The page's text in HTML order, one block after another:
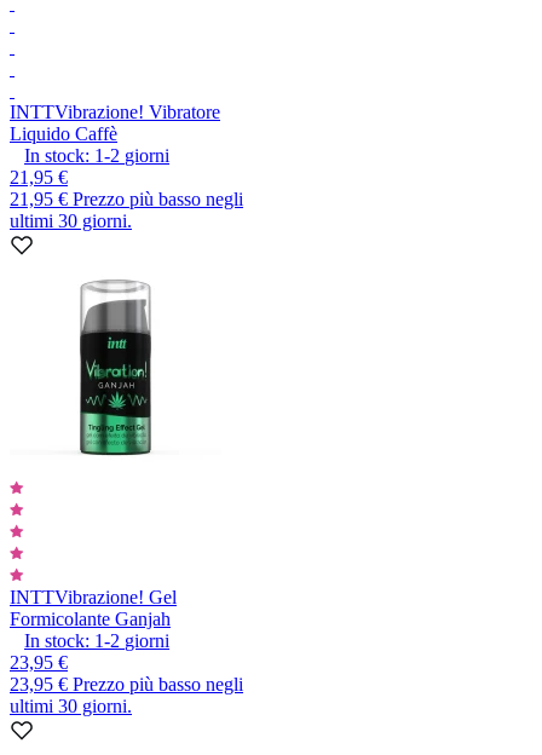
INTTVibrazione! Vibratore
Liquido Caffè
In stock: 1-2 giorni
21,95 €
21,95 € Prezzo più basso negli
ultimi 30 giorni.
INTTVibrazione! Gel
Formicolante Ganjah
In stock: 1-2 giorni
23,95 €
23,95 € Prezzo più basso negli
ultimi 30 giorni.